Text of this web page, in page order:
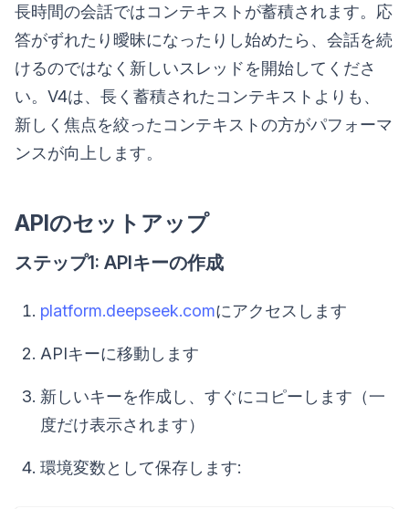
長時間の会話ではコンテキストが蓄積されます。応
答がずれたり曖昧になったりし始めたら、会話を続
けるのではなく新しいスレッドを開始してくださ
い。V4は、長く蓄積されたコンテキストよりも、
新しく焦点を絞ったコンテキストの方がパフォーマ
ンスが向上します。
APIのセットアップ
ステップ1: APIキーの作成
platform.deepseek.comにアクセスします
APIキーに移動します
新しいキーを作成し、すぐにコピーします（一
度だけ表示されます）
環境変数として保存します: